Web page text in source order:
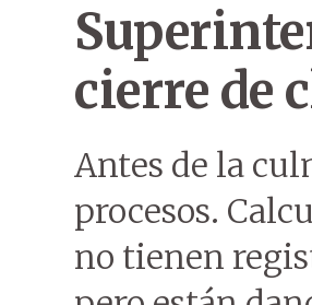
cierre de
Antes de la
procesos.
no tienen